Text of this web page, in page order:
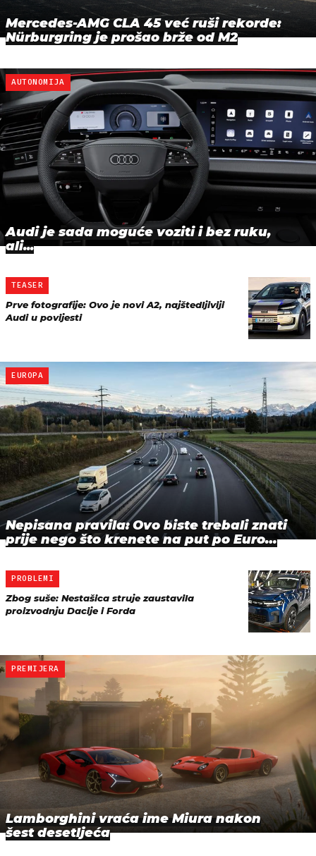
Mercedes-AMG CLA 45 već ruši rekorde:
Nürburgring je prošao brže od M2
AUTONOMIJA
Audi je sada moguće voziti i bez ruku,
ali...
TEASER
Prve fotografije: Ovo je novi A2, najštedljiviji
Audi u povijesti
EUROPA
Nepisana pravila: Ovo biste trebali znati
prije nego što krenete na put po Euro…
PROBLEMI
Zbog suše: Nestašica struje zaustavila
proizvodnju Dacije i Forda
PREMIJERA
Lamborghini vraća ime Miura nakon
šest desetljeća